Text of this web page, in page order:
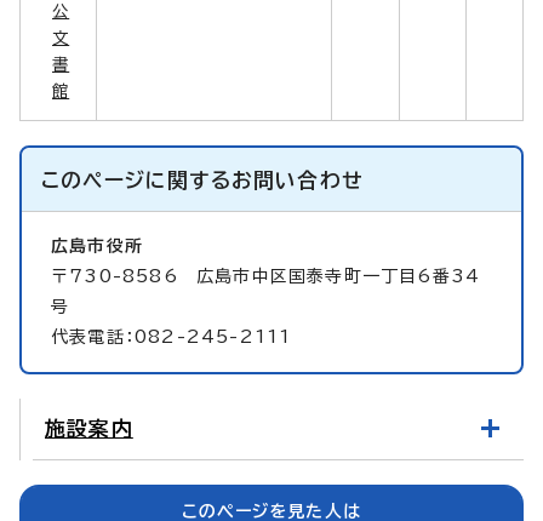
公
文
書
館
このページに関するお問い合わせ
広島市役所
〒730-8586 広島市中区国泰寺町一丁目6番34
号
代表電話：082-245-2111
施設案内
このページを見た人は